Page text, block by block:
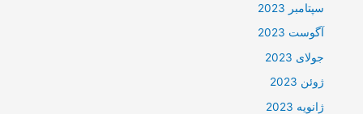
سپتامبر 2023
آگوست 2023
جولای 2023
ژوئن 2023
ژانویه 2023